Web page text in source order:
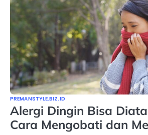
PREMANSTYLE.BIZ.ID
Alergi Dingin Bisa
Cara Mengobati dan